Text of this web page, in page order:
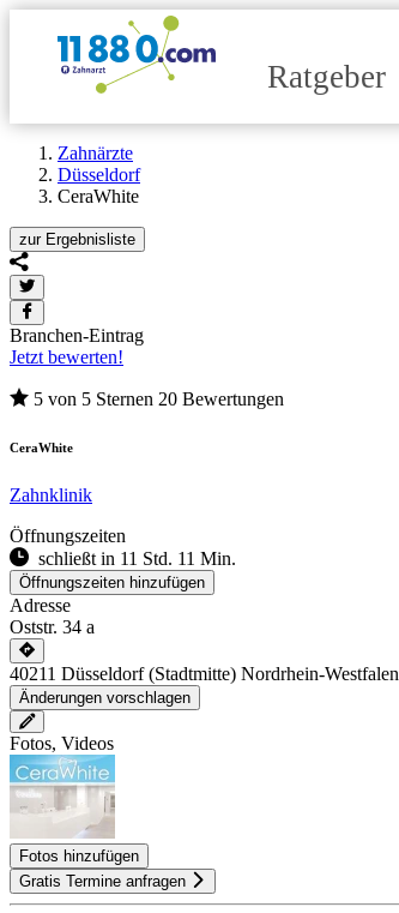
Ratgeber
Zahnärzte
Düsseldorf
CeraWhite
zurErgebnisliste
Branchen-Eintrag
Jetzt bewerten!
5 von 5 Sternen 20 Bewertungen
CeraWhite
Zahnklinik
Öffnungszeiten
schließt in 11 Std. 11 Min.
Öffnungszeiten hinzufügen
Adresse
Oststr. 34 a
40211 Düsseldorf(Stadtmitte) Nordrhein-Westfalen
Änderungen vorschlagen
Fotos, Videos
Fotos hinzufügen
Gratis Termine anfragen